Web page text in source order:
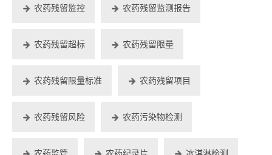
农药残留监控 农药残留监测报告
农药残留超标 农药残留限量
农药残留限量标准 农药残留项目
农药残留风险 农药污染物检测